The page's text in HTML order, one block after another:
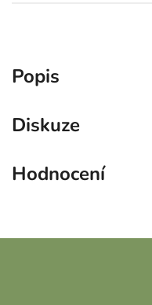
Popis
Diskuze
Hodnocení